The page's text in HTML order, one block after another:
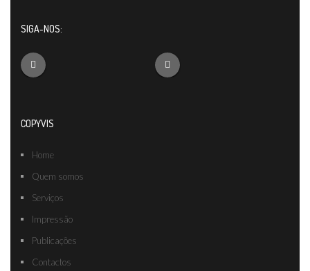
SIGA-NOS:
COPYVIS
Home
Quem somos
Serviços
Impressão
Publicações
Contactos